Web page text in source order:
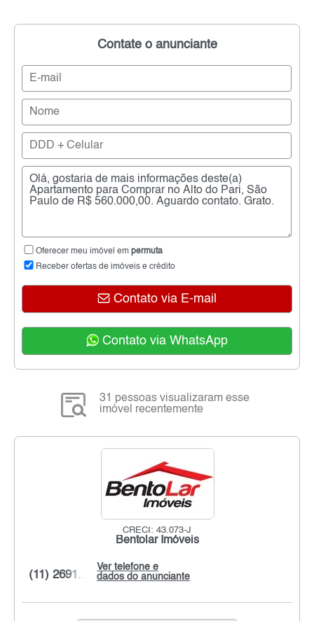
Contate o anunciante
Oferecer meu imóvel em permuta
Receber ofertas de imóveis e crédito
Contato via E-mail
Contato via WhatsApp
31 pessoas visualizaram esse
imóvel recentemente
CRECI: 43.073-J
Bentolar Imóveis
Ver telefone e
dados do anunciante
(11) 2691...